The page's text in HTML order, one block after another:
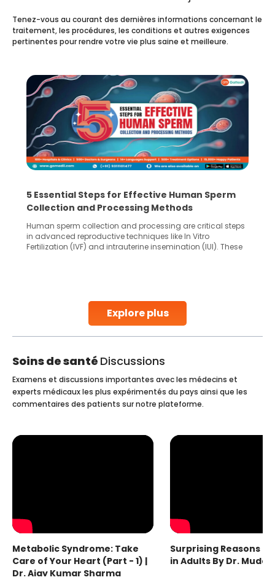
Explore plus
Tenez-vous au courant des dernières informations concernant le
traitement, les procédures, les conditions et autres exigences
pertinentes pour rendre votre vie plus saine et meilleure.
5 Essential Steps for Effective Human Sperm
Collection and Processing Methods
Human sperm collection and processing are critical steps
in advanced reproductive techniques like In Vitro
Fertilization (IVF) and intrauterine insemination (IUI). These
collected, they process the
Soins de santé Discussions
Examens et discussions importantes avec les médecins et
experts médicaux les plus expérimentés du pays ainsi que les
commentaires des patients sur notre plateforme.
Metabolic Syndrome: Take
Care of Your Heart (Part - 1) |
Dr. Ajay Kumar Sharma
Surprising Reasons
in Adults By Dr.